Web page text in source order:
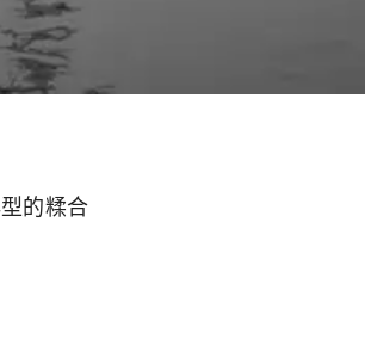
的糅合